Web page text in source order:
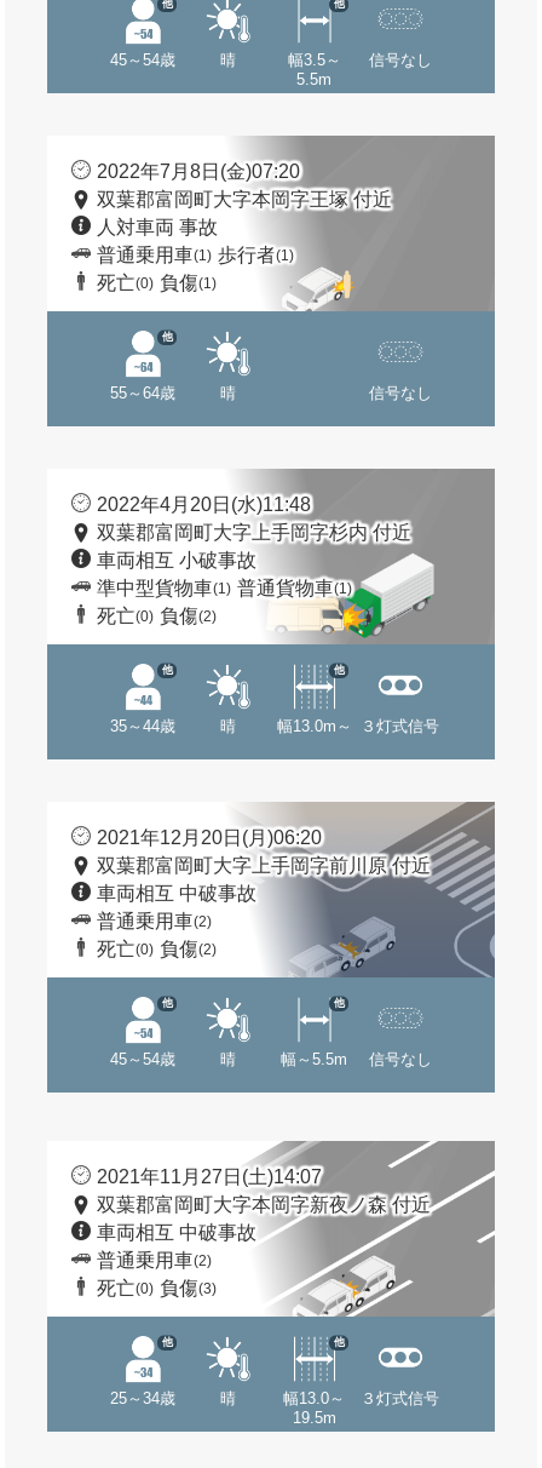
45～54歳
他
晴
幅3.5～
5.5m
他
信号なし
2022年7月8日(金)07:20
双葉郡富岡町大字本岡字王塚 付近
人対車両 事故
普通乗用車(1) 歩行者(1)
死亡(0) 負傷(1)
55～64歳
他
晴 信号なし
2022年4月20日(水)11:48
双葉郡富岡町大字上手岡字杉内 付近
車両相互 小破事故
準中型貨物車(1) 普通貨物車(1)
死亡(0) 負傷(2)
35～44歳
他
晴 幅13.0m～
他
３灯式信号
2021年12月20日(月)06:20
双葉郡富岡町大字上手岡字前川原 付近
車両相互 中破事故
普通乗用車(2)
死亡(0) 負傷(2)
45～54歳
他
晴 幅～5.5m
他
信号なし
2021年11月27日(土)14:07
双葉郡富岡町大字本岡字新夜ノ森 付近
車両相互 中破事故
普通乗用車(2)
死亡(0) 負傷(3)
25～34歳
他
晴
幅13.0～
19.5m
他
３灯式信号